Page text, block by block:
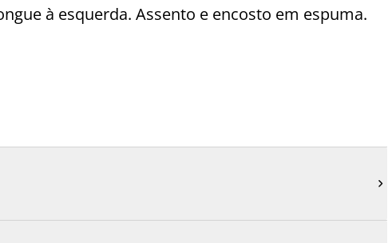
à esquerda. Assento e encosto em espuma.
